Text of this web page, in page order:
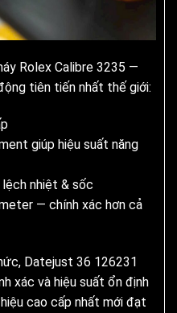
Rolex Calibre 3235 —
tiên tiến nhất thế giới:
giúp hiệu suất năng
lệch nhiệt & sốc
— chính xác hơn cả
Datejust 36 126231
xác và hiệu suất ổn định
cao cấp nhất mới đạt